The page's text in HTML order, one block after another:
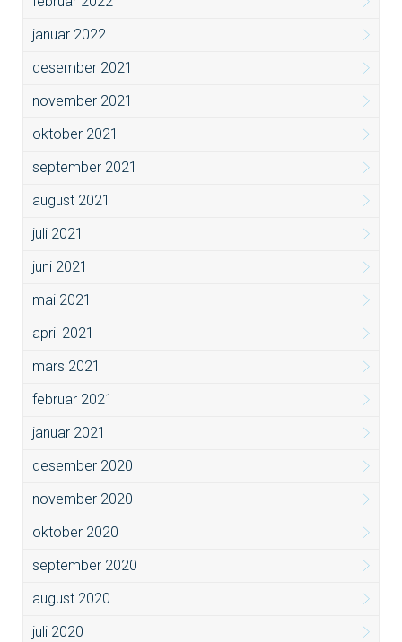
januar 2022
desember 2021
november 2021
oktober 2021
september 2021
august 2021
juli 2021
juni 2021
mai 2021
april 2021
mars 2021
februar 2021
januar 2021
desember 2020
november 2020
oktober 2020
september 2020
august 2020
juli 2020